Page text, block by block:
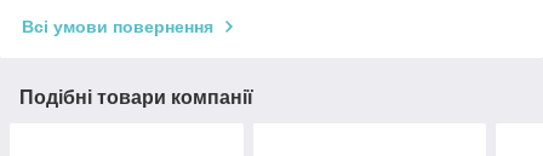
Всі умови повернення
Подібні товари компанії